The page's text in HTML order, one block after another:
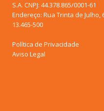
S.A. CNPJ: 44.378.865/0001-61
Endereço: Rua Trinta de Julho,
13.465-500
Política de Privacidade
Aviso Legal